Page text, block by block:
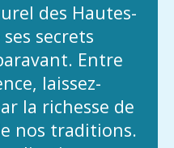
des Hautes-
secrets
Entre
laissez-
la richesse de
nos traditions.